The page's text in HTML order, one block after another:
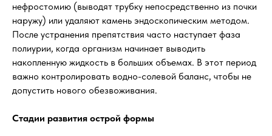
нефростомию (выводят трубку непосредственно из почки
наружу) или удаляют камень эндоскопическим методом.
После устранения препятствия часто наступает фаза
полиурии, когда организм начинает выводить
накопленную жидкость в больших объемах. В этот период
важно контролировать водно-солевой баланс, чтобы не
допустить нового обезвоживания.
Стадии развития острой формы